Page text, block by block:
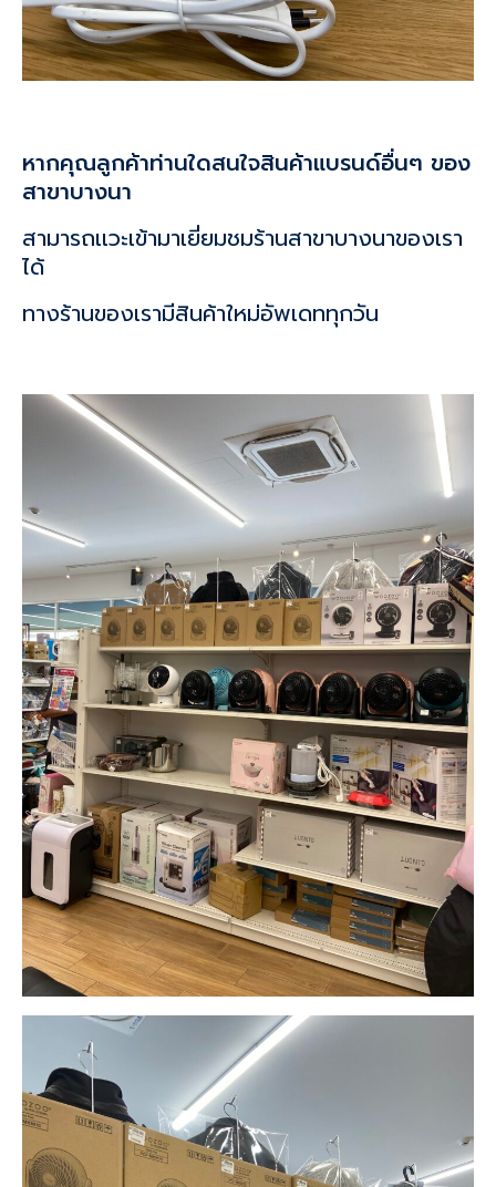
หากคุณลูกค้าท่านใดสนใจสินค้าแบรนด์อื่นๆ ของ
สาขาบางนา
สามารถเเวะเข้ามาเยี่ยมชมร้านสาขาบางนาของเรา
ได้
ทางร้านของเรามีสินค้าใหม่อัพเดททุกวัน